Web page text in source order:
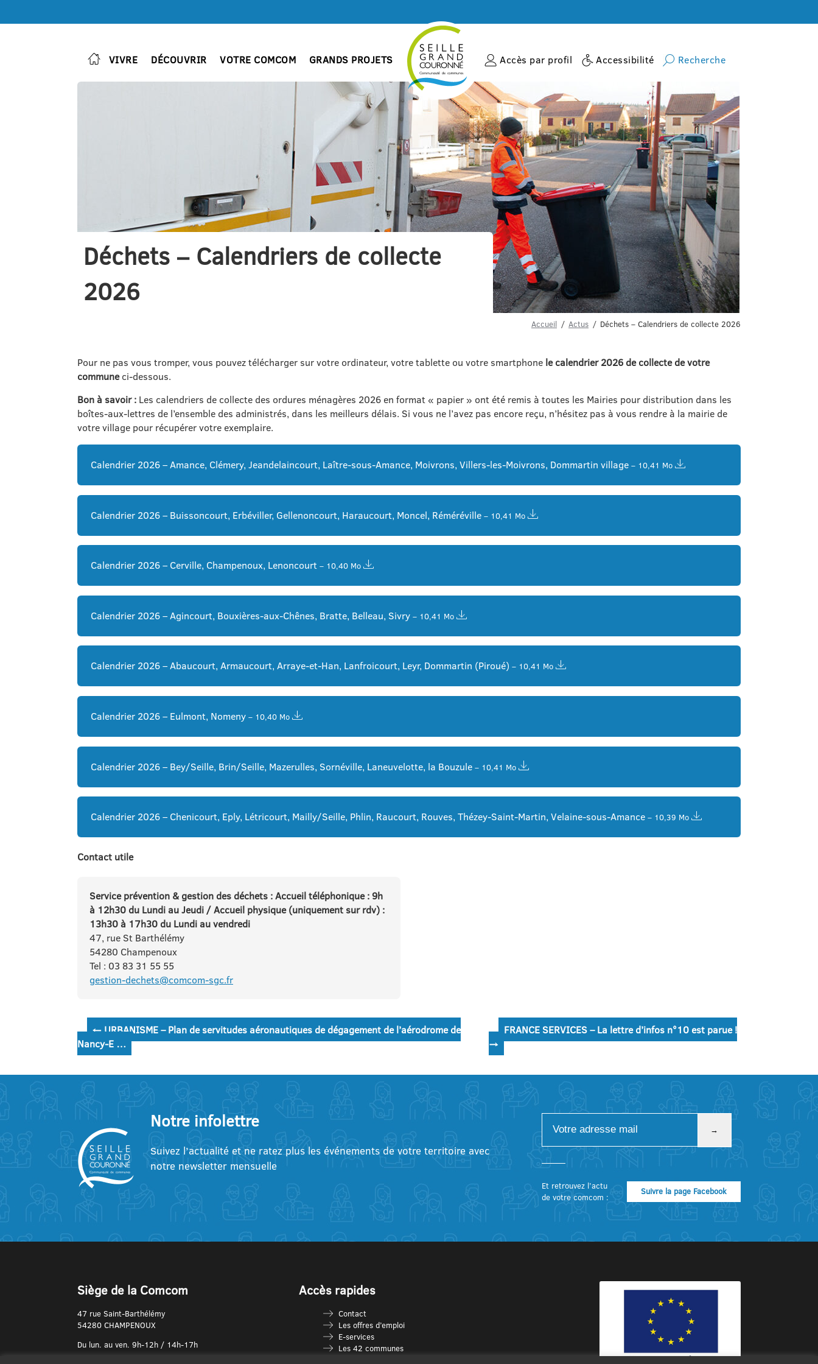
VIVRE DÉCOUVRIR VOTRE COMCOM GRANDS PROJETS Accès par profil Accessibilité Recherche
Déchets – Calendriers de collecte
2026
Accueil Actus Déchets – Calendriers de collecte 2026
Pour ne pas vous tromper, vous pouvez télécharger sur votre ordinateur, votre tablette ou votre smartphone le calendrier 2026 de collecte de votre
communeci-dessous.
Bon à savoir : Les calendriers de collecte des ordures ménagères 2026 en format « papier » ont été remis à toutes les Mairies pour distribution dans les
boîtes-aux-lettres de l’ensemble des administrés, dans les meilleurs délais. Si vous ne l’avez pas encore reçu, n’hésitez pas à vous rendre à la mairie de
votre village pour récupérer votre exemplaire.
Calendrier 2026 – Amance, Clémery, Jeandelaincourt, Laître-sous-Amance, Moivrons, Villers-les-Moivrons, Dommartin village – 10,41 Mo
Calendrier 2026 – Buissoncourt, Erbéviller, Gellenoncourt, Haraucourt, Moncel, Réméréville – 10,41 Mo
Calendrier 2026 – Cerville, Champenoux, Lenoncourt – 10,40 Mo
Calendrier 2026 – Agincourt, Bouxières-aux-Chênes, Bratte, Belleau, Sivry – 10,41 Mo
Calendrier 2026 – Abaucourt, Armaucourt, Arraye-et-Han, Lanfroicourt, Leyr, Dommartin (Piroué) – 10,41 Mo
Calendrier 2026 – Eulmont, Nomeny – 10,40 Mo
Calendrier 2026 – Bey/Seille, Brin/Seille, Mazerulles, Sornéville, Laneuvelotte, la Bouzule – 10,41 Mo
Calendrier 2026 – Chenicourt, Eply, Létricourt, Mailly/Seille, Phlin, Raucourt, Rouves, Thézey-Saint-Martin, Velaine-sous-Amance – 10,39 Mo
Contact utile
Service prévention & gestion des déchets : Accueil téléphonique : 9h
à 12h30 du Lundi au Jeudi / Accueil physique (uniquement sur rdv) :
13h30 à 17h30 du Lundi au vendredi
47, rue St Barthélémy
54280 Champenoux
Tel : 03 83 31 55 55
gestion-dechets@comcom-sgc.fr
Navigation
de
← URBANISME – Plan de servitudes aéronautiques de dégagement de l’aérodrome de
Nancy-E …
FRANCE SERVICES – La lettre d’infos n°10 est parue !
→
Notre infolettre
Suivez l’actualité et ne ratez plus les événements de votre territoire avec
notre newsletter mensuelle
Et retrouvez l’actu
de votre comcom :
Suivre la page Facebook
Siège de la Comcom
47 rue Saint-Barthélémy
54280 CHAMPENOUX
Du lun. au ven. 9h-12h / 14h-17h
Accès rapides
Contact
Les offres d’emploi
E-services
Les 42 communes